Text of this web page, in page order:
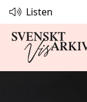
Listen